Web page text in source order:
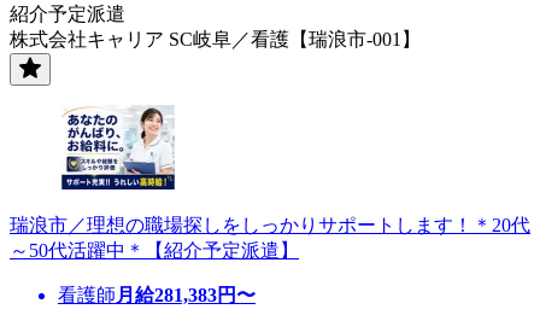
紹介予定派遣
株式会社キャリア SC岐阜／看護【瑞浪市-001】
瑞浪市／理想の職場探しをしっかりサポートします！＊20代
～50代活躍中＊【紹介予定派遣】
看護師 月給281,383円〜